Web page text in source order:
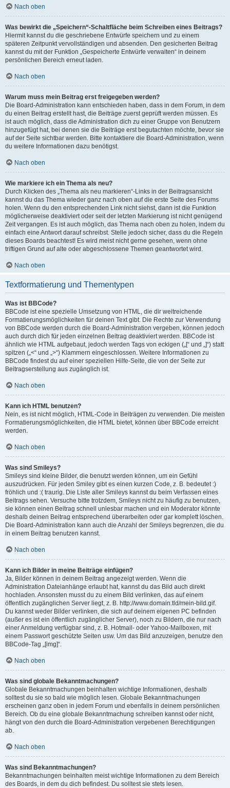
Nach oben
Was bewirkt die „Speichern“-Schaltfläche beim Schreiben eines Beitrags?
Hiermit kannst du die geschriebene Entwürfe speichern und zu einem
späteren Zeitpunkt vervollständigen und absenden. Den gesicherten Beitrag
kannst du mit der Funktion „Gespeicherte Entwürfe verwalten“ in deinem
persönlichen Bereich erneut laden.
Nach oben
Warum muss mein Beitrag erst freigegeben werden?
Die Board-Administration kann entschieden haben, dass in dem Forum, in dem
du einen Beitrag erstellt hast, die Beiträge zuerst geprüft werden müssen. Es
ist auch möglich, dass die Administration dich zu einer Gruppe von Benutzern
hinzugefügt hat, bei denen sie die Beiträge erst begutachten möchte, bevor sie
auf der Seite sichtbar werden. Bitte kontaktiere die Board-Administration, wenn
du weitere Informationen dazu benötigst.
Nach oben
Wie markiere ich ein Thema als neu?
Durch Klicken des „Thema als neu markieren“-Links in der Beitragsansicht
kannst du das Thema wieder ganz nach oben auf die erste Seite des Forums
holen. Wenn du den entsprechenden Link nicht siehst, dann ist die Funktion
möglicherweise deaktiviert oder seit der letzten Markierung ist nicht genügend
Zeit vergangen. Es ist auch möglich, das Thema nach oben zu holen, indem du
einfach eine Antwort darauf schreibst. Stelle jedoch sicher, dass du die Regeln
dieses Boards beachtest! Es wird meist nicht gerne gesehen, wenn ohne
triftigen Grund auf alte oder abgeschlossene Themen geantwortet wird.
Nach oben
Textformatierung und Thementypen
Was ist BBCode?
BBCode ist eine spezielle Umsetzung von HTML, die dir weitreichende
Formatierungsmöglichkeiten für deinen Text gibt. Die Rechte zur Verwendung
von BBCode werden durch die Board-Administration vergeben, können jedoch
auch durch dich für jeden einzelnen Beitrag deaktiviert werden. BBCode ist
ähnlich wie HTML aufgebaut, jedoch werden Tags von eckigen („[“ und „]“) statt
spitzen („<“ und „>“) Klammern eingeschlossen. Weitere Informationen zu
BBCode findest du auf einer speziellen Hilfe-Seite, die von der Seite zur
Beitragserstellung aus zugänglich ist.
Nach oben
Kann ich HTML benutzen?
Nein, es ist nicht möglich, HTML-Code in Beiträgen zu verwenden. Die meisten
Formatierungsmöglichkeiten, die HTML bietet, können über BBCode erreicht
werden.
Nach oben
Was sind Smileys?
Smileys sind kleine Bilder, die benutzt werden können, um ein Gefühl
auszudrücken. Für jeden Smiley gibt es einen kurzen Code, z. B. bedeutet :)
fröhlich und :( traurig. Die Liste aller Smileys kannst du beim Verfassen eines
Beitrags sehen. Versuche bitte trotzdem, Smileys nicht zu häufig zu benutzen,
sie können einen Beitrag schnell unlesbar machen und ein Moderator könnte
deshalb deinen Beitrag entsprechend überarbeiten oder gar komplett löschen.
Die Board-Administration kann auch die Anzahl der Smileys begrenzen, die du
in einem Beitrag benutzen kannst.
Nach oben
Kann ich Bilder in meine Beiträge einfügen?
Ja, Bilder können in deinem Beitrag angezeigt werden. Wenn die
Administration Dateianhänge erlaubt hat, kannst du das Bild auch direkt
hochladen. Ansonsten musst du zu einem Bild verlinken, das auf einem
öffentlich zugänglichen Server liegt, z. B. http://www.domain.tld/mein-bild.gif.
Du kannst weder Bilder verlinken, die sich auf deinem eigenen PC befinden
(außer es ist ein öffentlich zugänglicher Server), noch zu Bildern, die nur nach
einer Anmeldung verfügbar sind, z. B. Hotmail- oder Yahoo-Mailboxen, mit
einem Passwort geschützte Seiten usw. Um das Bild anzuzeigen, benutze den
BBCode-Tag „[img]“.
Nach oben
Was sind globale Bekanntmachungen?
Globale Bekanntmachungen beinhalten wichtige Informationen, deshalb
solltest du sie so bald wie möglich lesen. Globale Bekanntmachungen
erscheinen ganz oben in jedem Forum und ebenfalls in deinem persönlichen
Bereich. Ob du eine globale Bekanntmachung schreiben kannst oder nicht,
hängt von den durch die Board-Administration vergebenen Berechtigungen
ab.
Nach oben
Was sind Bekanntmachungen?
Bekanntmachungen beinhalten meist wichtige Informationen zu dem Bereich
des Boards, in dem du dich befindest. Du solltest sie stets lesen.